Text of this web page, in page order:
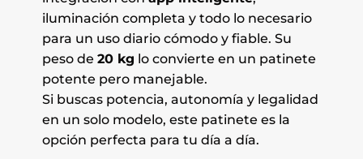
iluminación completa y todo lo necesario
para un uso diario cómodo y fiable. Su
peso de 20 kg lo convierte en un patinete
potente pero manejable.
Si buscas potencia, autonomía y legalidad
en un solo modelo, este patinete es la
opción perfecta para tu día a día.